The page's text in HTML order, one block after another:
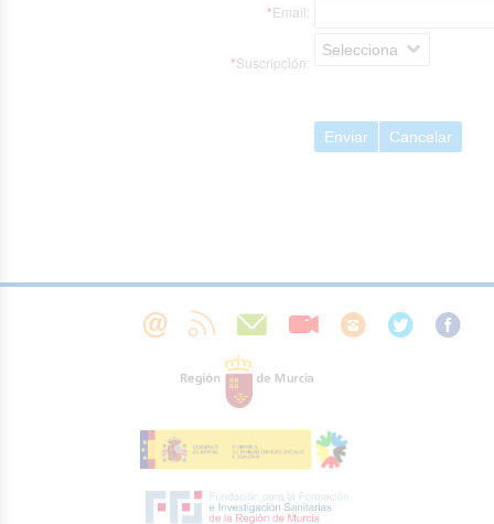
*Email:
*Suscripción:
Selecciona
Enviar Cancelar